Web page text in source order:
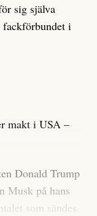
sig själva
i
makt i USA –
Donald Trump
Musk på hans
som sändes